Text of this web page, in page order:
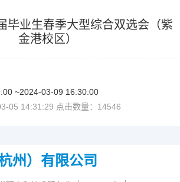
毕业生春季大型综合双选会（紫
金港校区）
03-0916:30:00
0514:31:29点击数量：14546
州）有限公司